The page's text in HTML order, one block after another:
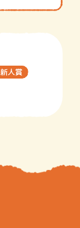
人賞